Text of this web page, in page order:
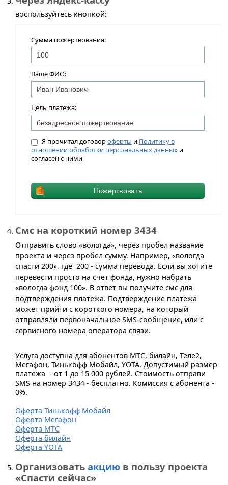
воспользуйтесь кнопкой:
Сумма пожертвования:
Ваше ФИО:
Цель платежа:
Я прочитал договороферты и Политику в
отношении обработки персональных данных и
согласен с ними
Смс на короткий номер 3434
Отправить слово «вологда», через пробел название
проекта и через пробел сумму. Например, «вологда
спасти 200», где 200 - сумма перевода. Если вы хотите
перевести просто на счет фонда, нужно набрать
«вологда фонд 100». В ответ вы получите смс для
подтверждения платежа. Подтверждение платежа
может прийти с короткого номера, на который
отправляли первоначальное SMS-сообщение, или с
сервисного номера оператора связи.
Услуга доступна для абонентов МТС, билайн, Теле2,
Мегафон, Тинькофф Мобайл, YOTA. Допустимый размер
платежа - от 1 до 15 000 рублей. Стоимость отправи
SMS на номер 3434 - бесплатно. Комиссия с абонента -
0%.
Оферта Тинькофф Мобайл
Оферта Мегафон
Оферта МТС
Оферта билайн
Оферта YOTA
Организовать акциюв пользу проекта
«Спасти сейчас»